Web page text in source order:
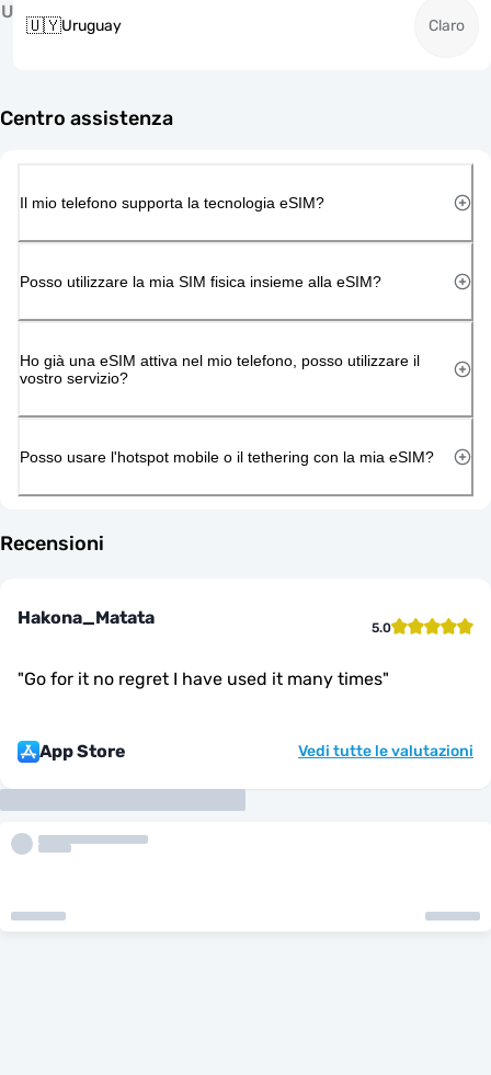
U
🇺🇾Uruguay Claro
Centro assistenza
Il mio telefono supporta la tecnologia eSIM?
Posso utilizzare la mia SIM fisica insieme alla eSIM?
Ho già una eSIM attiva nel mio telefono, posso utilizzare il
vostro servizio?
Posso usare l'hotspot mobile o il tethering con la mia eSIM?
Recensioni
Hakona_Matata 5.0
"Go for it no regret I have used it many times"
App Store Vedi tutte le valutazioni